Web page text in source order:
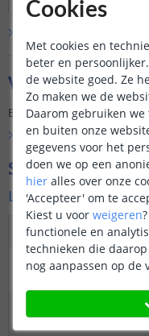
Vraag &
Er is nog geen vraag
Bekijk alle Vraag &
Specificaties
Ledstrip
Dimbaar
3M plakstrip over
Cookies
Met cookies en
beter en
de website goed. Ze
Zo maken we de
Daarom gebruiken
en buiten onze
gegevens voor het
doen we op een
hier alles over onze
'Accepteer' om te
Kiest u voor weigeren?
functionele en
technieken die
nog aanpassen op de